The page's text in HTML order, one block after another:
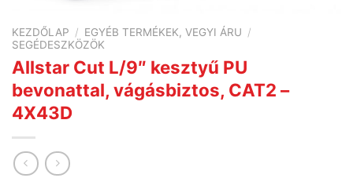
KEZDŐLAP / EGYÉB TERMÉKEK, VEGYI ÁRU /
SEGÉDESZKÖZÖK
Allstar Cut L/9″ kesztyű PU
bevonattal, vágásbiztos, CAT2 –
4X43D